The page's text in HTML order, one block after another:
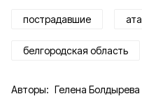
пострадавшие
белгородская область
Авторы: Гелена Болдырева